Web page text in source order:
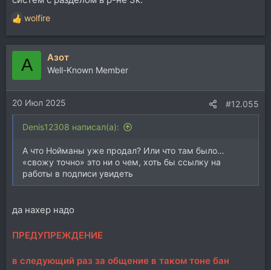
Р
е
а
и
и
:
wolfire
А Азот
Well-Known Member
20 Июл 2025 #12.055
Denis12308 написал(а):
А что Нойманы уже продал? Или что там было…
«свожу точно» это ни о чем, хоть бы ссылку на
работы в подписи увидеть
да нахер надо
ПРЕДУПРЕЖДЕНИЕ
в следующий раз за общение в таком тоне бан